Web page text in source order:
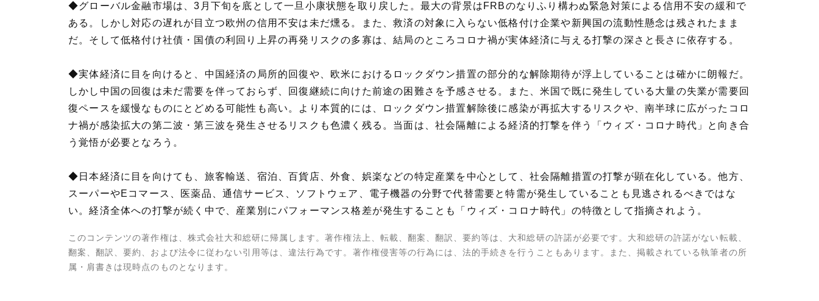
◆グローバル金融市場は、3月下旬を底として一旦小康状態を取り戻した。最大の背景はFRBのなりふり構わぬ緊急対策による信用不安の緩和で
ある。しかし対応の遅れが目立つ欧州の信用不安は未だ燻る。また、救済の対象に入らない低格付け企業や新興国の流動性懸念は残されたまま
だ。そして低格付け社債・国債の利回り上昇の再発リスクの多寡は、結局のところコロナ禍が実体経済に与える打撃の深さと長さに依存する。
◆実体経済に目を向けると、中国経済の局所的回復や、欧米におけるロックダウン措置の部分的な解除期待が浮上していることは確かに朗報だ。
しかし中国の回復は未だ需要を伴っておらず、回復継続に向けた前途の困難さを予感させる。また、米国で既に発生している大量の失業が需要回
復ペースを緩慢なものにとどめる可能性も高い。より本質的には、ロックダウン措置解除後に感染が再拡大するリスクや、南半球に広がったコロ
ナ禍が感染拡大の第二波・第三波を発生させるリスクも色濃く残る。当面は、社会隔離による経済的打撃を伴う「ウィズ・コロナ時代」と向き合
う覚悟が必要となろう。
◆日本経済に目を向けても、旅客輸送、宿泊、百貨店、外食、娯楽などの特定産業を中心として、社会隔離措置の打撃が顕在化している。他方、
スーパーやEコマース、医薬品、通信サービス、ソフトウェア、電子機器の分野で代替需要と特需が発生していることも見逃されるべきではな
い。経済全体への打撃が続く中で、産業別にパフォーマンス格差が発生することも「ウィズ・コロナ時代」の特徴として指摘されよう。
このコンテンツの著作権は、株式会社大和総研に帰属します。著作権法上、転載、翻案、翻訳、要約等は、大和総研の許諾が必要です。大和総研の許諾がない転載、
翻案、翻訳、要約、および法令に従わない引用等は、違法行為です。著作権侵害等の行為には、法的手続きを行うこともあります。また、掲載されている執筆者の所
属・肩書きは現時点のものとなります。